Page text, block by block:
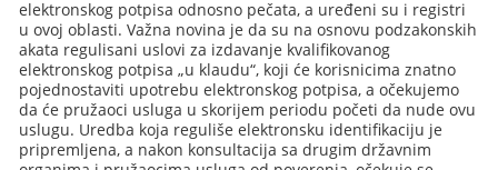
elektronskog potpisa odnosno pečata, a uređeni su i registri
u ovoj oblasti. Važna novina je da su na osnovu podzakonskih
akata regulisani uslovi za izdavanje kvalifikovanog
elektronskog potpisa „u klaudu“, koji će korisnicima znatno
pojednostaviti upotrebu elektronskog potpisa, a očekujemo
da će pružaoci usluga u skorijem periodu početi da nude ovu
uslugu. Uredba koja reguliše elektronsku identifikaciju je
pripremljena, a nakon konsultacija sa drugim državnim